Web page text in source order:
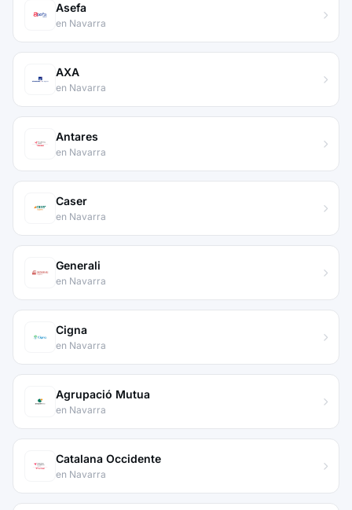
Asefa
en Navarra
AXA
en Navarra
Antares
en Navarra
Caser
en Navarra
Generali
en Navarra
Cigna
en Navarra
Agrupació Mutua
en Navarra
Catalana Occidente
en Navarra